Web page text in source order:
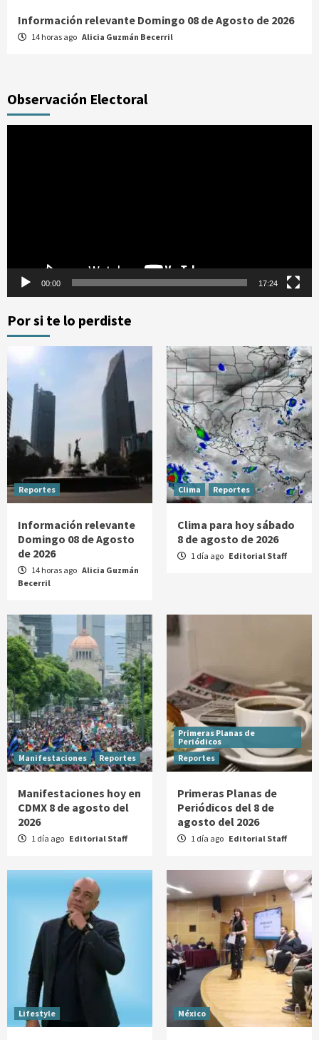
Información relevante Domingo 08 de Agosto de 2026
14 horas ago Alicia Guzmán Becerril
Observación Electoral
00:00 17:24
Por si te lo perdiste
Reportes
Información relevante
Domingo 08 de Agosto
de 2026
14 horas ago Alicia Guzmán
Becerril
Clima Reportes
Clima para hoy sábado
8 de agosto de 2026
1 día ago Editorial Staff
Manifestaciones Reportes
Manifestaciones hoy en
CDMX 8 de agosto del
2026
1 día ago Editorial Staff
Primeras Planas de
Periódicos
Reportes
Primeras Planas de
Periódicos del 8 de
agosto del 2026
1 día ago Editorial Staff
Lifestyle México